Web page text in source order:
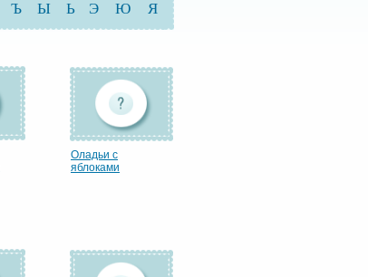
Ъ Ы Ь Э Ю Я
Оладьи с
яблоками